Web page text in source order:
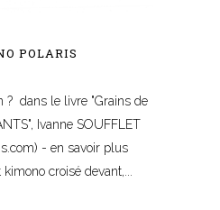
POLARIS
? dans le livre "Grains de
Ivanne SOUFFLET
- en savoir plus
croisé devant,...